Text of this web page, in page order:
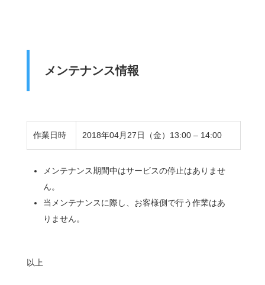
メンテナンス情報
作業日時 2018年04月27日（金）13:00 – 14:00
メンテナンス期間中はサービスの停止はありませ
ん。
当メンテナンスに際し、お客様側で行う作業はあ
りません。
以上